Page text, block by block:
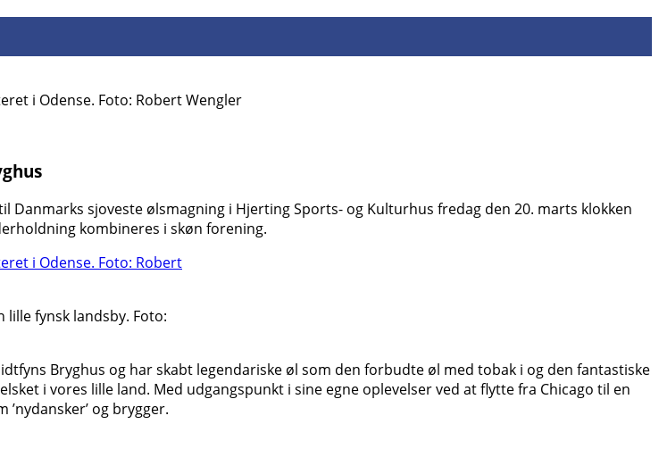
Danmarks sjoveste ølsmagning i Hjerting Sports- og Kulturhus fredag den 20. marts klokken
kombineres i skøn forening.
fynsk landsby. Foto:
Bryghus og har skabt legendariske øl som den forbudte øl med tobak i og den fantastiske
i vores lille land. Med udgangspunkt i sine egne oplevelser ved at flytte fra Chicago til en
og brygger.